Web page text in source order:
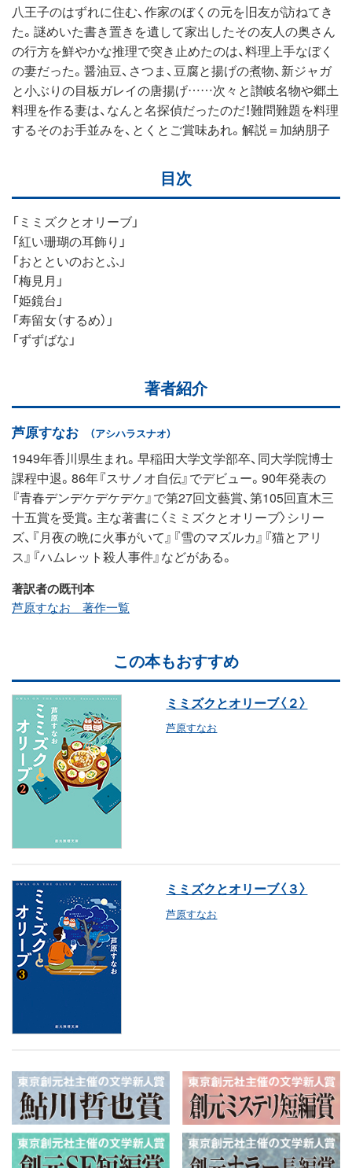
八王子のはずれに住む、作家のぼくの元を旧友が訪ねてき
た。謎めいた書き置きを遺して家出したその友人の奥さん
の行方を鮮やかな推理で突き止めたのは、料理上手なぼく
の妻だった。醤油豆、さつま、豆腐と揚げの煮物、新ジャガ
と小ぶりの目板ガレイの唐揚げ……次々と讃岐名物や郷土
料理を作る妻は、なんと名探偵だったのだ！難問難題を料理
するそのお手並みを、とくとご賞味あれ。解説＝加納朋子
目次
「ミミズクとオリーブ」
「紅い珊瑚の耳飾り」
「おとといのおとふ」
「梅見月」
「姫鏡台」
「寿留女（するめ）」
「ずずばな」
著者紹介
芦原すなお （アシハラスナオ）
1949年香川県生まれ。早稲田大学文学部卒、同大学院博士
課程中退。86年『スサノオ自伝』でデビュー。90年発表の
『青春デンデケデケデケ』で第27回文藝賞、第105回直木三
十五賞を受賞。主な著書に〈ミミズクとオリーブ〉シリー
ズ、『月夜の晩に火事がいて』『雪のマズルカ』『猫とアリ
ス』『ハムレット殺人事件』などがある。
著訳者の既刊本
芦原すなお 著作一覧
この本もおすすめ
ミミズクとオリーブ〈２〉
芦原すなお
ミミズクとオリーブ〈３〉
芦原すなお